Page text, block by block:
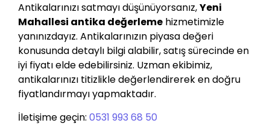
Antikalarınızı satmayı düşünüyorsanız,Yeni
Mahallesi antika değerleme hizmetimizle
yanınızdayız. Antikalarınızın piyasa değeri
konusunda detaylı bilgi alabilir, satış sürecinde en
iyi fiyatı elde edebilirsiniz. Uzman ekibimiz,
antikalarınızı titizlikle değerlendirerek en doğru
fiyatlandırmayı yapmaktadır.
İletişime geçin: 0531 993 68 50